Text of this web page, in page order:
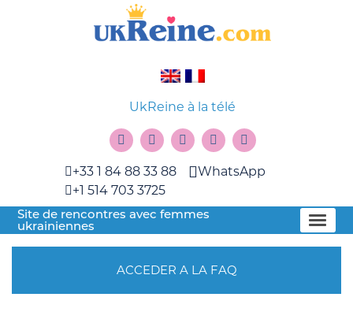
UkReine à la télé
+33 1 84 88 33 88
+1 514 703 3725
WhatsApp
Site de rencontres avec femmes
ukrainiennes
ACCEDER A LA FAQ